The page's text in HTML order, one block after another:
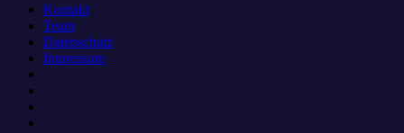
Kontakt
Team
Datenschutz
Impressum